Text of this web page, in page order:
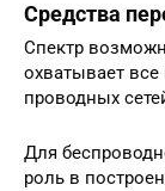
Средства
Спектр
охватывает
проводных
Для
роль в